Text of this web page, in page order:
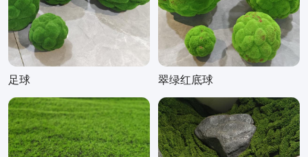
足球 翠绿红底球